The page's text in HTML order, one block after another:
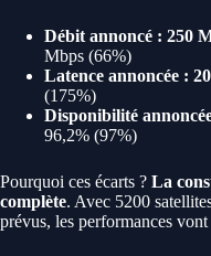
Débit annoncé : 250
Mbps (66%)
Latence annoncée :
(175%)
Disponibilité
96,2% (97%)
Pourquoi ces écarts ? La
complète. Avec 5200
prévus, les performances vont